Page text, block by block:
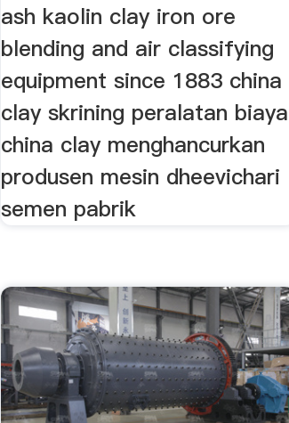
ash kaolin clay iron ore
blending and air classifying
equipment since 1883 china
clay skrining peralatan biaya
china clay menghancurkan
produsen mesin dheevichari
semen pabrik